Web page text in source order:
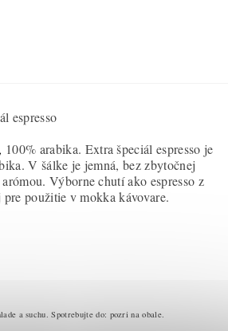
espresso
, 100% arabika. Extra špeciál espresso je
V šálke je jemná, bez zbytočnej
Výborne chutí ako espresso z
použitie v mokka kávovare.
a suchu. Spotrebujte do: pozri na obale.